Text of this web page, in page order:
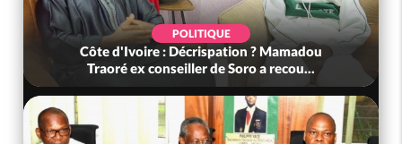
POLITIQUE
Côte d'Ivoire : Décrispation ? Mamadou
Traoré ex conseiller de Soro a recou...